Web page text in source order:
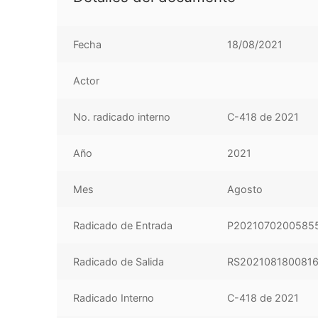
Fecha 18/08/2021
Actor
No. radicado interno C-418 de 2021
Año 2021
Mes Agosto
Radicado de Entrada
Radicado de Salida
Radicado Interno C-418 de 2021